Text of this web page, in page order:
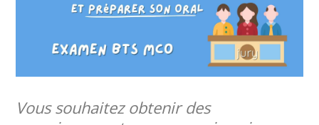
Vous souhaitez obtenir des